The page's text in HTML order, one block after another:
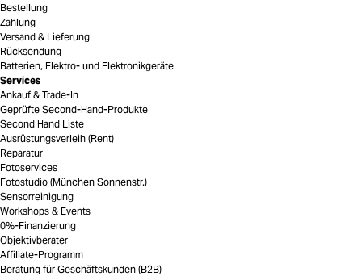
Bestellung
Zahlung
Versand & Lieferung
Rücksendung
Batterien, Elektro- und Elektronikgeräte
Services
Ankauf & Trade-In
Geprüfte Second-Hand-Produkte
Second Hand Liste
Ausrüstungsverleih (Rent)
Reparatur
Fotoservices
Fotostudio (München Sonnenstr.)
Sensorreinigung
Workshops & Events
0%-Finanzierung
Objektivberater
Affiliate-Programm
Beratung für Geschäftskunden (B2B)